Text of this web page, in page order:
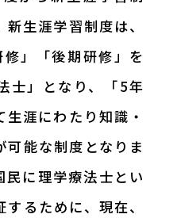
生涯学習制度は、
」「後期研修」を
士」となり、「5年
涯にわたり知識・
能な制度となりま
民に理学療法士とい
るために、現在、